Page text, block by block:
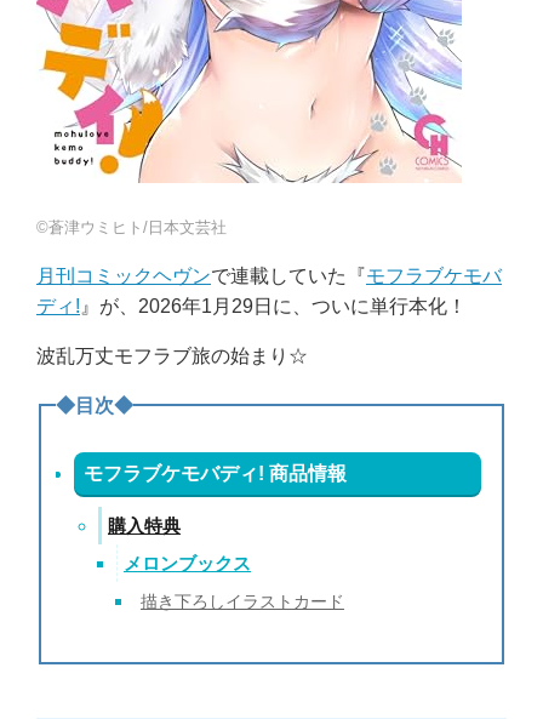
©蒼津ウミヒト/日本文芸社
月刊コミックヘヴンで連載していた『モフラブケモバ
ディ! 』が、2026年1月29日に、ついに単行本化！
波乱万丈モフラブ旅の始まり☆
◆目次◆
モフラブケモバディ! 商品情報
購入特典
メロンブックス
描き下ろしイラストカード